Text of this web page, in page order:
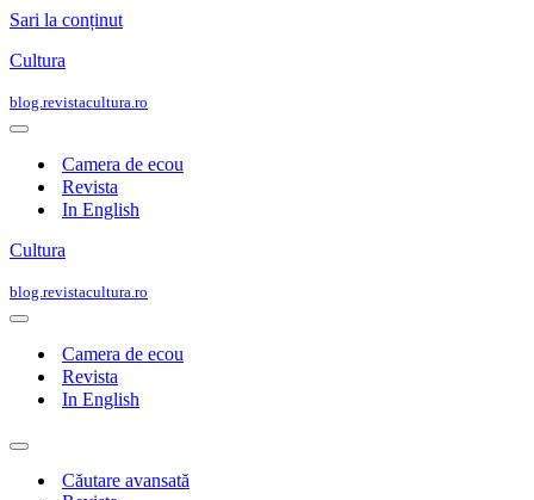
Sari la conținut
Cultura
blog.revistacultura.ro
Meniu
navigareCamera de ecou
Revista
In English
Cultura
blog.revistacultura.ro
Meniu
navigareCamera de ecou
Revista
In English
Meniu
navigareCăutare avansată